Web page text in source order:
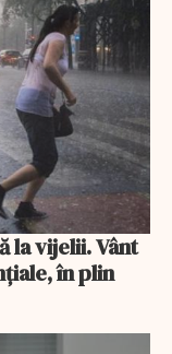
la vijelii. Vânt
în plin